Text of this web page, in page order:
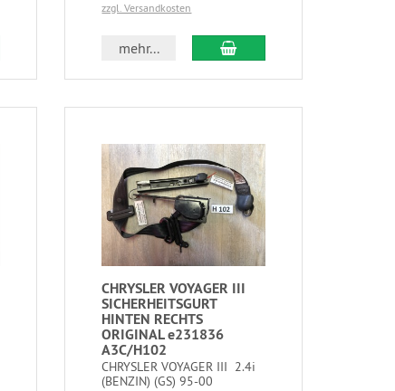
zzgl. Versandkosten
mehr...
CHRYSLER VOYAGER III
SICHERHEITSGURT
HINTEN RECHTS
ORIGINAL e231836
A3C/H102
CHRYSLER VOYAGER III 2.4i
(BENZIN) (GS) 95-00